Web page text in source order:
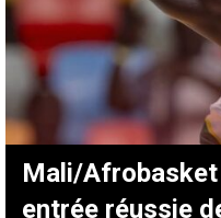
Mali/Afrobasket
entrée réussie